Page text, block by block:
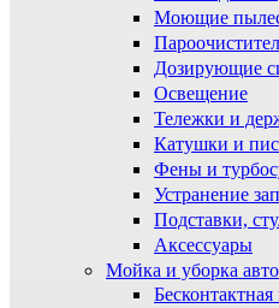
Моющие
Дозирующие
Освещение
Тележки и
Катушки и
Фены и
Устранение
Подставки,
Аксессуары
Мойка и уборка